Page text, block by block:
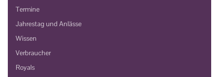
Termine
Jahrestag und Anlässe
Wissen
Verbraucher
Royals